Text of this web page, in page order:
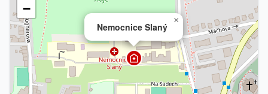
Nemocnice Slaný
×
−